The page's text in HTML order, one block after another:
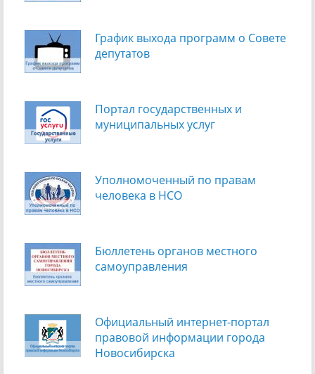
График выхода программ о Cовете
депутатов
Портал государственных и
муниципальных услуг
Уполномоченный по правам
человека в НСО
Бюллетень органов местного
самоуправления
Официальный интернет-портал
правовой информации города
Новосибирска